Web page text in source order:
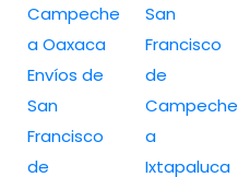
Campeche
a Oaxaca
Envíos de
San
Francisco
de
San
Francisco
de
Campeche
a
Ixtapaluca